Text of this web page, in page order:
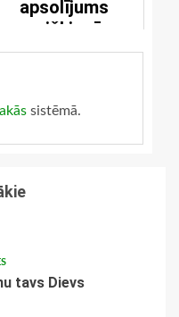
apsolījums
sevišķi mūs
ja mēs
vai arī nepr...
sistēmā.
tavs Dievs